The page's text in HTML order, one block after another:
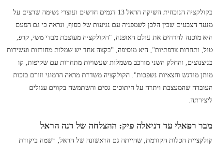
בקולקציה הנוכחית השיקה הראל 13 דגמים חדשים ועוצרי נשימה שרצים על
מנעד הצבעים שבין הלבן לשמפניה עם נגיעות של כסוף, ונראה כי גם הפעם
היא מוכנה להדהים את עולם האופנה, "הקולקציה מעוצבת מבדי משי, קרפ,
טול, ותחרות צרפתיות", היא מוסיפה, "בקצה אחד יש שמלות מחורזות ועשירות
בניצנוצים, והחלק השני מורכב משמלות שעשויות מתחרות עם שקיפות, קו
מותן מודגש וחצאיות נשפכות". הקולקציה משדרת מראה הרמוני וזורם בזכות
העובדה שהמעצבת ויתרה על חיתוכים גסים והשתמשה בקווים עגולים
ליצירתה.
מבר רפאלי עד דניאלה פיק: ההצלחה של דנה הראל
קולקציית הכלות הקודמת, שהייתה גם הראשונה של הראל, רשמה ביקורת